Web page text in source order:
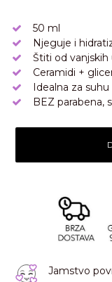
50 ml
Njeguje i
Štiti od vanjskih
Ceramidi +
Idealna za
BEZ parabena,
Jamstvo